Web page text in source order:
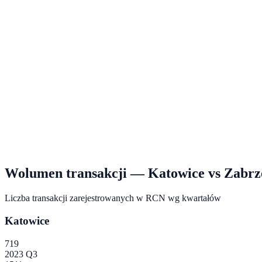
Wolumen transakcji —Katowice vs
Liczba transakcji zarejestrowanych w RCN wg kwartałów
Katowice
719
2023 Q3